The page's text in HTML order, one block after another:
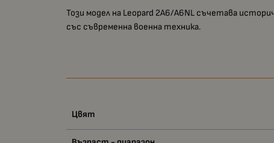
Този модел на Leopard 2A6/A6NL съчетава
със съвременна военна техника.
Цвят